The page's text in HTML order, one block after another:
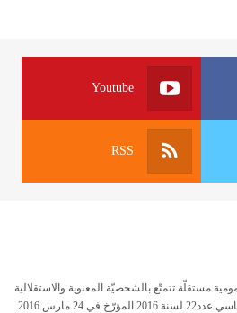
Youtube
RSS
مستقلّة تتمتّع بالشخصيّة المعنوية والاستقلالية
المالية أحدثت بموجب القانون الأساسي عدد22 لسنة 2016 المؤرّخ في 24 مارس 2016